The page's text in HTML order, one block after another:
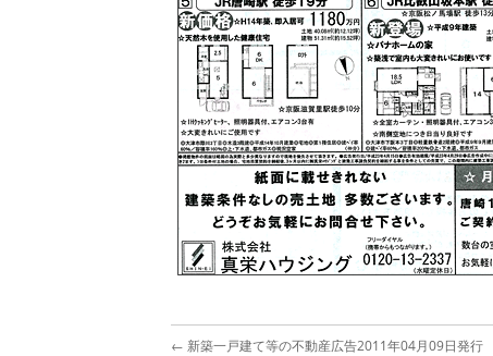
← 新築一戸建て等の不動産広告2011年04月09日発行